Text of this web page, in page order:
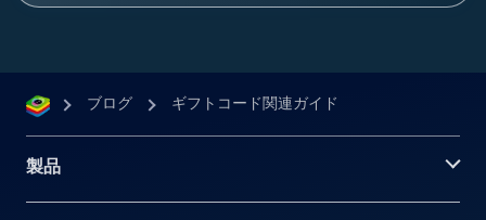
ブログ ギフトコード関連ガイド
製品